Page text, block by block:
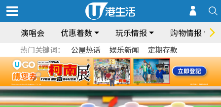
演唱会 优惠着数 玩乐情报 购物情报
热门关键词： 公屋热话 娱乐新闻 定期存款